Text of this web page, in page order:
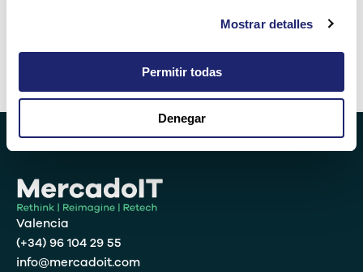
Mostrar detalles
Permitir todas
Denegar
Alternative:
Valencia
(+34) 96 104 29 55
info@mercadoit.com